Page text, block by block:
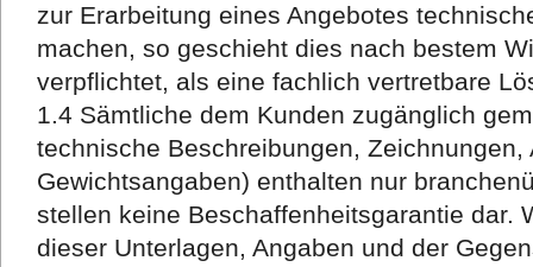
zur Erarbeitung eines Angebotes
machen, so geschieht dies nach bestem
verpflichtet, als eine fachlich vertretbare
1.4 Sämtliche dem Kunden zugänglich
technische Beschreibungen,
Gewichtsangaben) enthalten nur
stellen keine Beschaffenheitsgarantie dar.
dieser Unterlagen, Angaben und der